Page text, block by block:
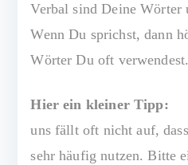
Verbal sind Deine Wörter
Wenn Du sprichst, dann
Wörter Du oft verwendest.
Hier ein kleiner Tipp:
uns fällt oft nicht auf,
sehr häufig nutzen. Bitte